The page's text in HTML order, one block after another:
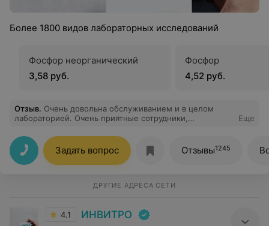
Более 1800 видов лабораторных исследований
Фосфор неорганический
3,58 руб.
Фосфор
4,52 руб.
Отзыв. Очень довольна обслуживанием и в целом
лабораторией. Очень приятные сотрудники,
анализы и результаты приходили гораздо раньше
указанных сроков, что тоже очень важно и приятно!
Спасибо! Теперь за исследованиями здоровья только в
Инвитро!
Еще
Задать вопрос Отзывы1245
ДРУГИЕ АДРЕСА СЕТИ
4.1 ИНВИТРО